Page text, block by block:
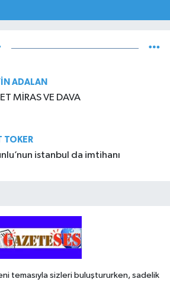
ADALAN
MİRAS VE DAVA
TOKER
istanbul da imtihanı
temasıyla sizleri buluştururken, sadelik